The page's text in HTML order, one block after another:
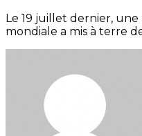
Le 19 juillet dernier,
mondiale a mis à terre